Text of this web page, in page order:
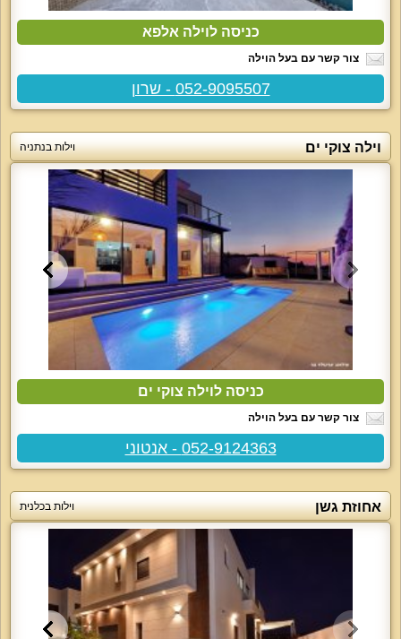
כניסה לוילה אלפא
צור קשר עם בעל הוילה
052-9095507 - שרון
וילה צוקי ים וילות בנתניה
כניסה לוילה צוקי ים
צור קשר עם בעל הוילה
052-9124363 - אנטוני
אחוזת גשן וילות בכלנית